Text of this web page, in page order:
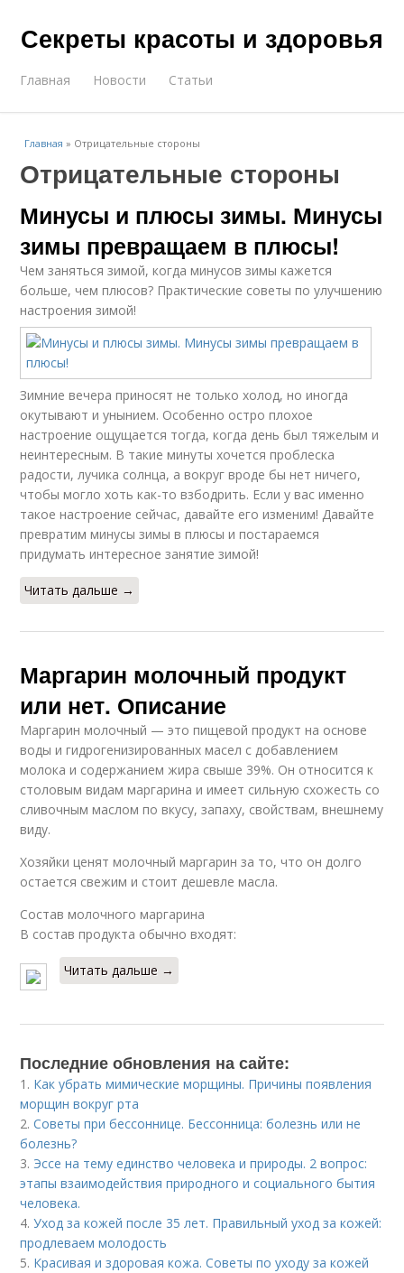
Секреты красоты и здоровья
Главная Новости Статьи
Главная » Отрицательные стороны
Отрицательные стороны
Минусы и плюсы зимы. Минусы
зимы превращаем в плюсы!
Чем заняться зимой, когда минусов зимы кажется
больше, чем плюсов? Практические советы по улучшению
настроения зимой!
Зимние вечера приносят не только холод, но иногда
окутывают и унынием. Особенно остро плохое
настроение ощущается тогда, когда день был тяжелым и
неинтересным. В такие минуты хочется проблеска
радости, лучика солнца, а вокруг вроде бы нет ничего,
чтобы могло хоть как-то взбодрить. Если у вас именно
такое настроение сейчас, давайте его изменим! Давайте
превратим минусы зимы в плюсы и постараемся
придумать интересное занятие зимой!
Читать дальше →
Маргарин молочный продукт
или нет. Описание
Маргарин молочный — это пищевой продукт на основе
воды и гидрогенизированных масел с добавлением
молока и содержанием жира свыше 39%. Он относится к
столовым видам маргарина и имеет сильную схожесть со
сливочным маслом по вкусу, запаху, свойствам, внешнему
виду.
Хозяйки ценят молочный маргарин за то, что он долго
остается свежим и стоит дешевле масла.
Состав молочного маргарина
В состав продукта обычно входят:
Читать дальше →
Последние обновления на сайте:
1. Как убрать мимические морщины. Причины появления
морщин вокруг рта
2.Советы при бессоннице. Бессонница: болезнь или не
болезнь?
3. Эссе на тему единство человека и природы. 2 вопрос:
этапы взаимодействия природного и социального бытия
человека.
4.Уход за кожей после 35 лет. Правильный уход за кожей:
продлеваем молодость
5. Красивая и здоровая кожа. Советы по уходу за кожей